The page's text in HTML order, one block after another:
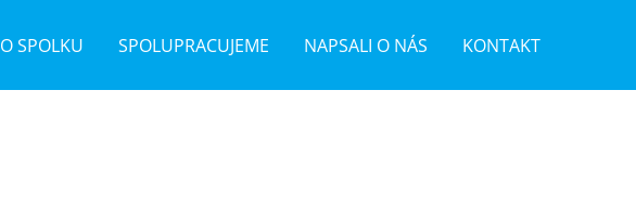
O SPOLKU SPOLUPRACUJEME NAPSALI O NÁS KONTAKT